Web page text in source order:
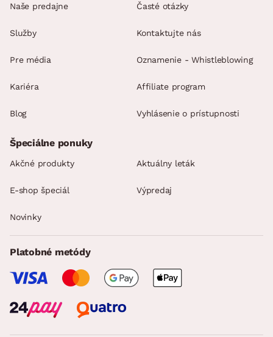
Naše predajne
Služby
Pre média
Kariéra
Blog
Časté otázky
Kontaktujte nás
Oznamenie - Whistleblowing
Affiliate program
Vyhlásenie o prístupnosti
Špeciálne ponuky
Akčné produkty Aktuálny leták
E-shop špeciál Výpredaj
Novinky
Platobné metódy